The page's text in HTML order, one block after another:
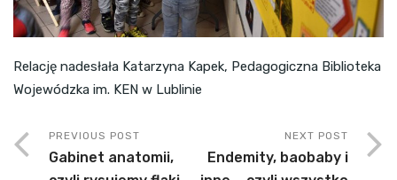
Relację nadesłała Katarzyna Kapek, Pedagogiczna Biblioteka
Wojewódzka im. KEN w Lublinie
PREVIOUS POST
Gabinet anatomii,
NEXT POST
Endemity, baobaby i